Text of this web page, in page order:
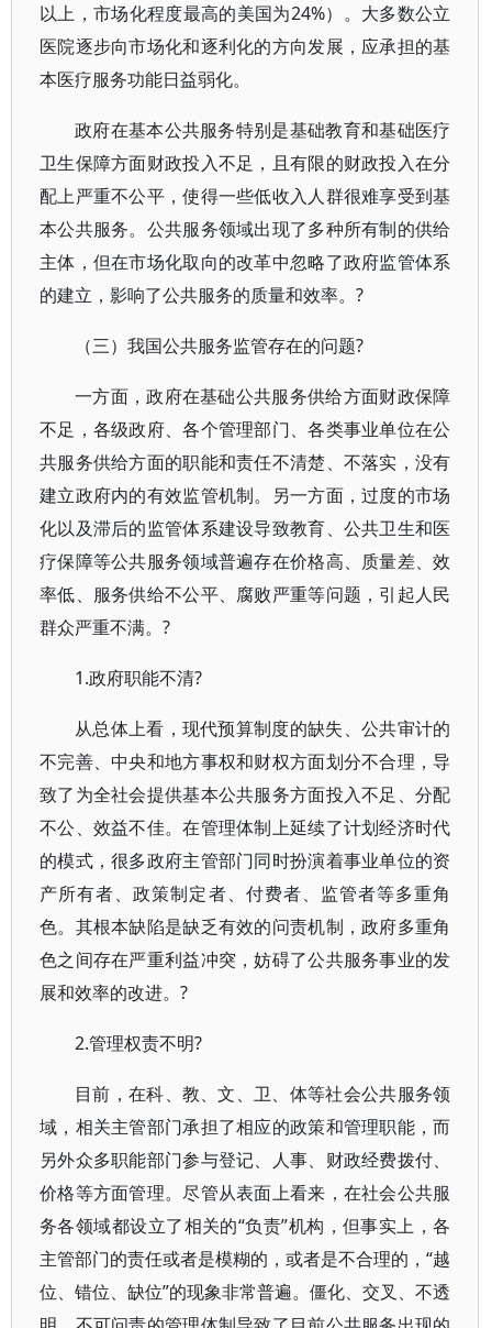
以上，市场化程度最高的美国为24%）。大多数公立
医院逐步向市场化和逐利化的方向发展，应承担的基
本医疗服务功能日益弱化。
政府在基本公共服务特别是基础教育和基础医疗
卫生保障方面财政投入不足，且有限的财政投入在分
配上严重不公平，使得一些低收入人群很难享受到基
本公共服务。公共服务领域出现了多种所有制的供给
主体，但在市场化取向的改革中忽略了政府监管体系
的建立，影响了公共服务的质量和效率。?
（三）我国公共服务监管存在的问题?
一方面，政府在基础公共服务供给方面财政保障
不足，各级政府、各个管理部门、各类事业单位在公
共服务供给方面的职能和责任不清楚、不落实，没有
建立政府内的有效监管机制。另一方面，过度的市场
化以及滞后的监管体系建设导致教育、公共卫生和医
疗保障等公共服务领域普遍存在价格高、质量差、效
率低、服务供给不公平、腐败严重等问题，引起人民
群众严重不满。?
1.政府职能不清?
从总体上看，现代预算制度的缺失、公共审计的
不完善、中央和地方事权和财权方面划分不合理，导
致了为全社会提供基本公共服务方面投入不足、分配
不公、效益不佳。在管理体制上延续了计划经济时代
的模式，很多政府主管部门同时扮演着事业单位的资
产所有者、政策制定者、付费者、监管者等多重角
色。其根本缺陷是缺乏有效的问责机制，政府多重角
色之间存在严重利益冲突，妨碍了公共服务事业的发
展和效率的改进。?
2.管理权责不明?
目前，在科、教、文、卫、体等社会公共服务领
域，相关主管部门承担了相应的政策和管理职能，而
另外众多职能部门参与登记、人事、财政经费拨付、
价格等方面管理。尽管从表面上看来，在社会公共服
务各领域都设立了相关的“负责”机构，但事实上，各
主管部门的责任或者是模糊的，或者是不合理的，“越
位、错位、缺位”的现象非常普遍。僵化、交叉、不透